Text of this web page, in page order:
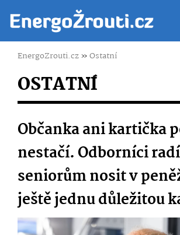
EnergoZrouti.cz»Ostatní
OSTATNÍ
Občanka ani kartička
nestačí. Odborníci radí
seniorům nosit v
ještě jednu důležitou